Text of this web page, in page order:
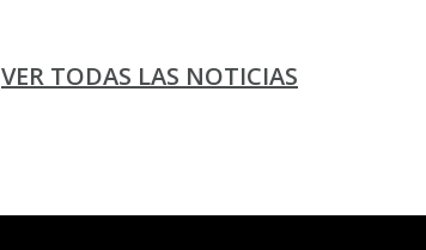
VER TODAS LAS NOTICIAS